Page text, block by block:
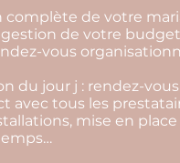
complète de votre
de votre
vous
du jour j : rendez-
avec tous les
mise en